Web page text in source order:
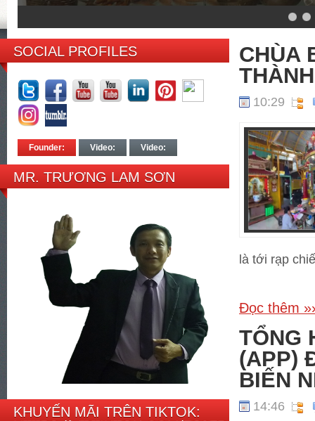
SOCIAL PROFILES
Founder: Video: Video:
MR. TRƯƠNG LAM SƠN
KHUYẾN MÃI TRÊN TIKTOK:
CHÙA
10:29
là tới rạp
Đọc thêm
TỔNG
(APP)
BIẾN
14:46